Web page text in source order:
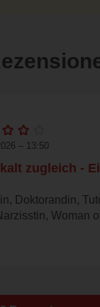
– 13:50
zugleich -
Doktorandin,
Woman